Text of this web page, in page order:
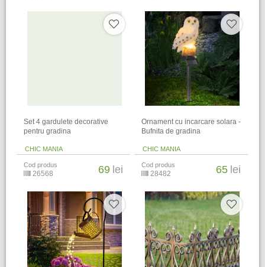
Set 4 gardulete decorative
pentru gradina
CHIC MANIA
Cod produs
26568 69 lei
Ornament cu incarcare solara -
Bufnita de gradina
CHIC MANIA
Cod produs
28482 65 lei